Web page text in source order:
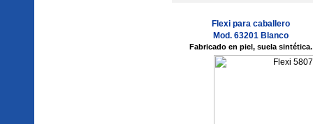
Flexi para caballero
Mod. 63201 Blanco
Fabricado en piel, suela sintética.